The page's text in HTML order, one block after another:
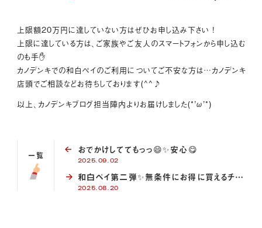
上限額20万円に達していない方はぜひお申し込み下さい !
上限に達している方は、ご家族やご友人のスマートフォンから申し込む
のも手✋
カノデンキでの和白ペイのご利用についてご不安な方は…カノデンキ
店頭でご相談などお待ちしております(^^♪
以上、カノデンキブログ担当陣内よりお届けしました(*’ω’*)
一覧 おでかけしててもっっ😄✨安心😋
2025.09.02
和白ペイ第二弾✨無条件にお得に買えるチャ…
2025.08.20